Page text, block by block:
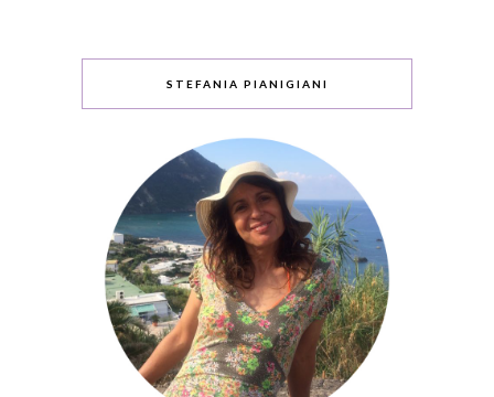
STEFANIA PIANIGIANI